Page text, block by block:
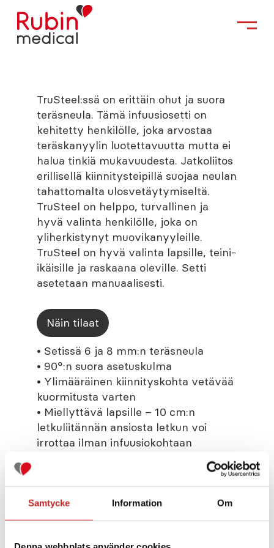
Samtycke Information Om
TruSteel:ssä on erittäin ohut ja suora
teräsneula. Tämä infuusiosetti on
kehitetty henkilölle, joka arvostaa
teräskanyylin luotettavuutta mutta ei
halua tinkiä mukavuudesta. Jatkoliitos
erillisellä kiinnitysteipillä suojaa neulan
tahattomalta ulosvetäytymiseltä.
TruSteel on helppo, turvallinen ja
hyvä valinta henkilölle, joka on
yliherkistynyt muovikanyyleille.
TruSteel on hyvä valinta lapsille, teini-
ikäisille ja raskaana oleville. Setti
asetetaan manuaalisesti.
Näin tilaat
• Setissä 6 ja 8 mm:n teräsneula
• 90°:n suora asetuskulma
• Ylimääräinen kiinnityskohta vetävää
kuormitusta varten
• Miellyttävä lapsille – 10 cm:n
letkuliitännän ansiosta letkun voi
irrottaa ilman infuusiokohtaan
• Helppo asettaa manuaalisesti
• t:lock-liitäntä